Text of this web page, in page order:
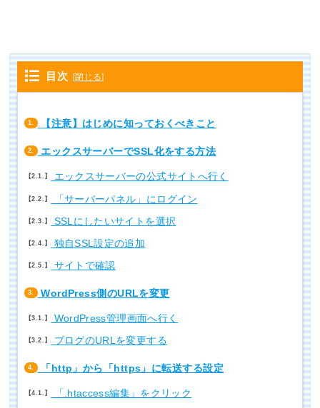
目次 [閉じる]
1. 【注意】はじめに知っておくべきこと
2. エックスサーバーでSSL化をする方法
2.1. エックスサーバーの公式サイトへ行く
2.2. 「サーバーパネル」にログイン
2.3. SSLにしたいサイトを選択
2.4. 独自SSL設定の追加
2.5. サイトで確認
3. WordPress側のURLを変更
3.1. WordPress管理画面へ行く
3.2. ブログのURLを変更する
4. 「http」から「https」に転送する設定
4.1. 「.htaccess編集」をクリック